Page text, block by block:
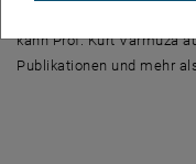
kann Prof. Kurt Varmuza
Publikationen und mehr